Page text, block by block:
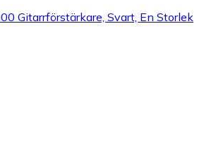
Gitarrförstärkare, Svart, En Storlek